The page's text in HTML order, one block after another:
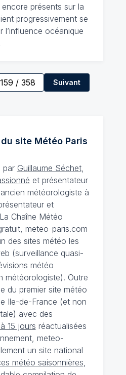
encore présents sur la
progressivement se
l’influence océanique
159 / 358 Suivant
site MétéoParis
par Guillaume Séchet,
et présentateur
météorologiste à
et
Chaîne Météo
meteo-paris.com
des sites météo les
(surveillance quasi-
météo
météorologiste). Outre
du premier site météo
Ile-de-France (et non
avec des
15 jours réactualisées
meteo-
un site national
météo saisonnières,